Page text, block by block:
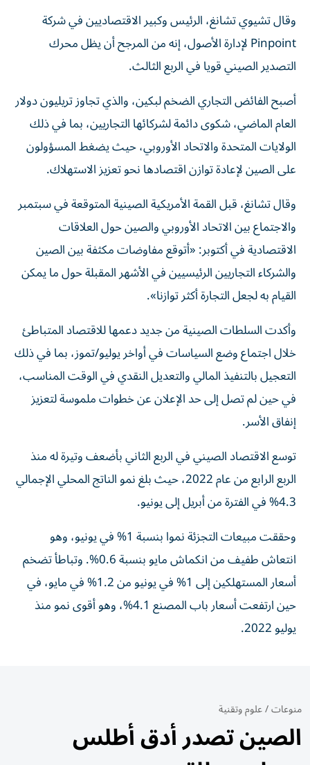
وقال تشيوي تشانغ، الرئيس وكبير الاقتصاديين في شركة
Pinpoint لإدارة الأصول، إنه من المرجح أن يظل محرك
التصدير الصيني قويا في الربع الثالث.
أصبح الفائض التجاري الضخم لبكين، والذي تجاوز تريليون دولار
العام الماضي، شكوى دائمة لشركائها التجاريين، بما في ذلك
الولايات المتحدة والاتحاد الأوروبي، حيث يضغط المسؤولون
على الصين لإعادة توازن اقتصادها نحو تعزيز الاستهلاك.
وقال تشانغ، قبل القمة الأمريكية الصينية المتوقعة في سبتمبر
والاجتماع بين الاتحاد الأوروبي والصين حول العلاقات
الاقتصادية في أكتوبر: «أتوقع مفاوضات مكثفة بين الصين
والشركاء التجاريين الرئيسيين في الأشهر المقبلة حول ما يمكن
القيام به لجعل التجارة أكثر توازنا».
وأكدت السلطات الصينية من جديد دعمها للاقتصاد المتباطئ
خلال اجتماع وضع السياسات في أواخر يوليو/تموز، بما في ذلك
التعجيل بالتنفيذ المالي والتعديل النقدي في الوقت المناسب،
في حين لم تصل إلى حد الإعلان عن خطوات ملموسة لتعزيز
إنفاق الأسر.
توسع الاقتصاد الصيني في الربع الثاني بأضعف وتيرة له منذ
الربع الرابع من عام 2022، حيث بلغ نمو الناتج المحلي الإجمالي
4.3% في الفترة من أبريل إلى يونيو.
وحققت مبيعات التجزئة نموا بنسبة 1% في يونيو، وهو
انتعاش طفيف من انكماش مايو بنسبة 0.6%. وتباطأ تضخم
أسعار المستهلكين إلى 1% في يونيو من 1.2% في مايو، في
حين ارتفعت أسعار باب المصنع 4.1%، وهو أقوى نمو منذ
يوليو 2022.
منوعات/علوم وتقنية
الصين تصدر أدق أطلس